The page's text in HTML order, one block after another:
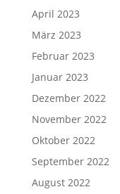
April 2023
März 2023
Februar 2023
Januar 2023
Dezember 2022
November 2022
Oktober 2022
September 2022
August 2022